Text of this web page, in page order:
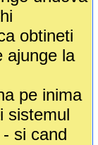
obtineti
ajunge la
pe inima
sistemul
si cand